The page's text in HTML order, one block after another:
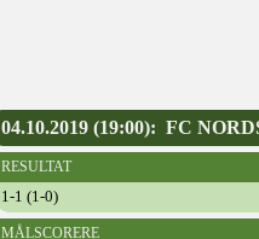
04.10.2019 (19:00): FC
RESULTAT
1-1 (1-0)
MÅLSCORERE